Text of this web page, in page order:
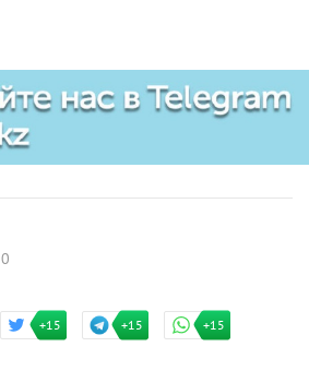
0
+15 +15 +15